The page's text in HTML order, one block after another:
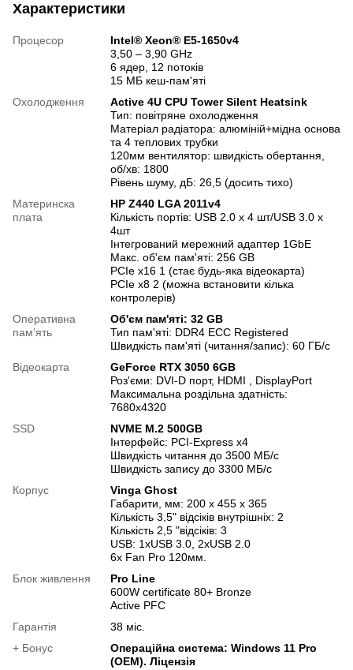
Характеристики
Процесор
Intel® Xeon® E5-1650v4
3,50 – 3,90 GHz
6 ядер, 12 потоків
15 МБ кеш-пам'яті
Охолодження
Active 4U CPU Tower Silent Heatsink
Тип: повітряне охолодження
Матеріал радіатора: алюміній+мідна основа
та 4 теплових трубки
120мм вентилятор: швидкість обертання,
об/хв: 1800
Рівень шуму, дБ: 26,5 (досить тихо)
Материнска
плата
HP Z440 LGA 2011v4
Кількість портів: USB 2.0 х 4 шт/USB 3.0 х
4шт
Інтегрований мережний адаптер 1GbE
Макс. об'єм пам'яті: 256 GB
PCIe x16 1 (стає будь-яка відеокарта)
PCIe x8 2 (можна встановити кілька
контролерів)
Оперативна
памʼять
Об'єм пам'яті: 32 GB
Тип пам'яті: DDR4 ECC Registered
Швидкість пам'яті (читання/запис): 60 ГБ/с
Відеокарта
GeForce RTX 3050 6GB
Роз'єми: DVI-D порт, HDMI , DisplayPort
Максимальна роздільна здатність:
7680x4320
SSD
NVME M.2 500GB
Інтерфейс: PCI-Express x4
Швидкість читання до 3500 МБ/с
Швидкість запису до 3300 МБ/с
Корпус
Vinga Ghost
Габарити, мм: 200 х 455 х 365
Кількість 3,5" відсіків внутрішніх: 2
Кількість 2,5 "відсіків: 3
USB: 1xUSB 3.0, 2xUSB 2.0
6х Fan Pro 120мм.
Блок живлення
Pro Line
600W certificate 80+ Bronze
Active PFC
Гарантія
38 міс.
+ Бонус
Операційна система: Windows 11 Pro
(OEM). Ліцензія